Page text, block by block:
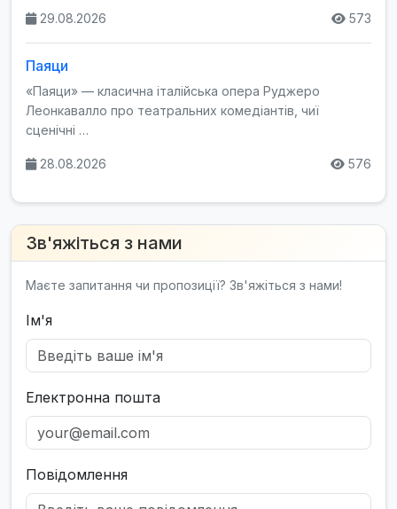
29.08.2026 573
Паяци
«Паяци» — класична італійська опера Руджеро
Леонкавалло про театральних комедіантів, чиї
сценічні …
28.08.2026 576
Зв'яжіться з нами
Маєте запитання чи пропозиції? Зв'яжіться з нами!
Ім'я
Електронна пошта
Повідомлення